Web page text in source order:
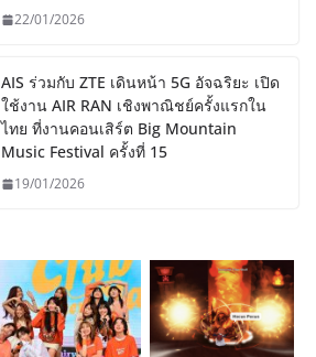
22/01/2026
AIS ร่วมกับ ZTE เดินหน้า 5G อัจฉริยะ เปิด
ใช้งาน AIR RAN เชิงพาณิชย์ครั้งแรกใน
ไทย ที่งานคอนเสิร์ต Big Mountain
Music Festival ครั้งที่ 15
19/01/2026